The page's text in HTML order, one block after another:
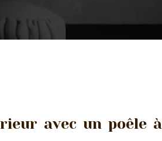
avec un poêle à